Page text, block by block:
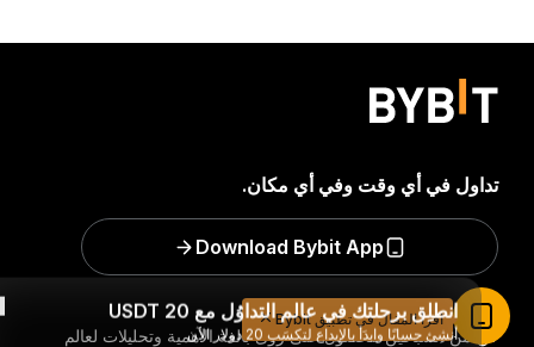
كن من السباقين للحصول على رؤًى بالغة الأهمية وتحليلات لعالم
تداول في أي وقت وفي أي مكان.
Download Bybit App
انطلِق برحلتك في عالم التداوُل مع 20 USDT
أنشِئ حسابًا وابدَأ بالإيداع لتكسَب 20 دولار الآن
اقرأ المقال في تطبيق Bybit